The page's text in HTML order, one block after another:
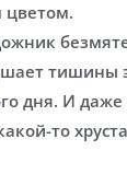
цветом.
тишины
дня. И
то